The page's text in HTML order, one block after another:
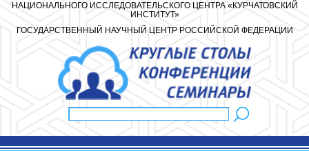
НАЦИОНАЛЬНОГО ИССЛЕДОВАТЕЛЬСКОГО ЦЕНТРА «КУРЧАТОВСКИЙ
ИНСТИТУТ»
ГОСУДАРСТВЕННЫЙ НАУЧНЫЙ ЦЕНТР РОССИЙСКОЙ ФЕДЕРАЦИИ
Форма поиска